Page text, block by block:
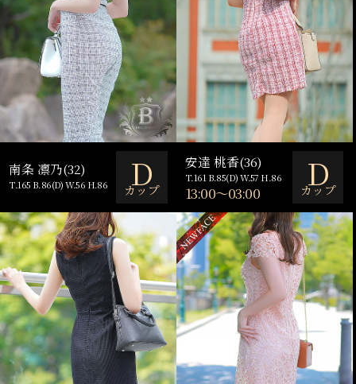
南条 凛乃(32)
T.165 B.86(D) W.56 H.86 D
カップ
安達 桃香(36)
T.161 B.85(D) W.57 H.86
13:00～03:00 D
カップ